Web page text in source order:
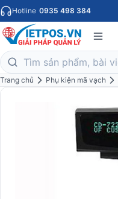
Hotline 0935 498 384
Trang chủ Phụ kiện mã vạch